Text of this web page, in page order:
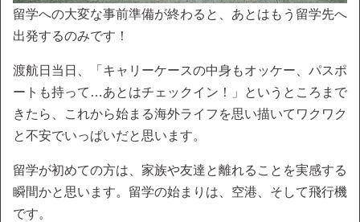
留学への大変な事前準備が終わると、あとはもう留学先へ
出発するのみです！
渡航日当日、「キャリーケースの中身もオッケー、パスポ
ートも持って…あとはチェックイン！」というところまで
きたら、これから始まる海外ライフを思い描いてワクワク
と不安でいっぱいだと思います。
留学が初めての方は、家族や友達と離れることを実感する
瞬間かと思います。留学の始まりは、空港、そして飛行機
です。